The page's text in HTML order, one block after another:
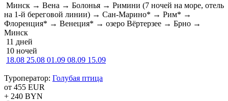
Минск → Вена → Болонья → Римини (7 ночей на море, отель
на 1-й береговой линии) → Сан-Марино* → Рим* →
Флоренция* → Венеция* → озеро Вёртерзее → Брно →
Минск
11 дней
10 ночей
18.08 25.08 01.09 08.09 15.09
Туроператор: Голубая птица
от 455 EUR
+ 240 BYN